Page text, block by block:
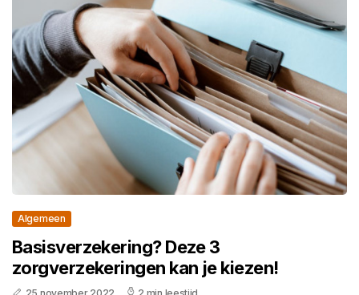
Algemeen
Basisverzekering? Deze 3
zorgverzekeringen kan je kiezen!